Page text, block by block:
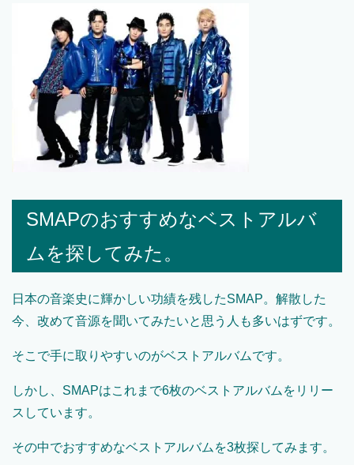
SMAPのおすすめなベストアルバ
ムを探してみた。
日本の音楽史に輝かしい功績を残したSMAP。解散した
今、改めて音源を聞いてみたいと思う人も多いはずです。
そこで手に取りやすいのがベストアルバムです。
しかし、SMAPはこれまで6枚のベストアルバムをリリー
スしています。
その中でおすすめなベストアルバムを3枚探してみます。